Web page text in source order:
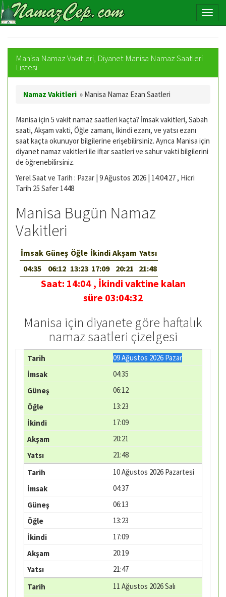
Manisa Namaz Vakitleri, Diyanet Manisa Namaz Saatleri
Listesi
Namaz Vakitleri » Manisa Namaz Ezan Saatleri
Manisa için 5 vakit namaz saatleri kaçta? İmsak vakitleri, Sabah
saati, Akşam vakti, Öğle zamanı, İkindi ezanı, ve yatsı ezanı
saat kaçta okunuyor bilgilerine erişebilirsiniz. Ayrıca Manisa için
diyanet namaz vakitleri ile iftar saatleri ve sahur vakti bilgilerini
de öğrenebilirsiniz.
Yerel Saat ve Tarih : Pazar | 9 Ağustos 2026 | 14:04:28 , Hicri
Tarih 25 Safer 1448
Manisa Bugün Namaz
Vakitleri
İmsak
04:35
Güneş
06:12
Öğle
13:23
İkindi
17:09
Akşam
20:21
Yatsı
21:48
Saat: 14:04, İkindi vaktine kalan
süre 03:04:32
Manisa için diyanete göre haftalık
namaz saatleri çizelgesi
09 Ağustos 2026 Pazar
04:35
06:12
13:23
17:09
20:21
21:48
10 Ağustos 2026 Pazartesi
04:37
06:13
13:23
17:09
20:19
21:47
11 Ağustos 2026 Salı